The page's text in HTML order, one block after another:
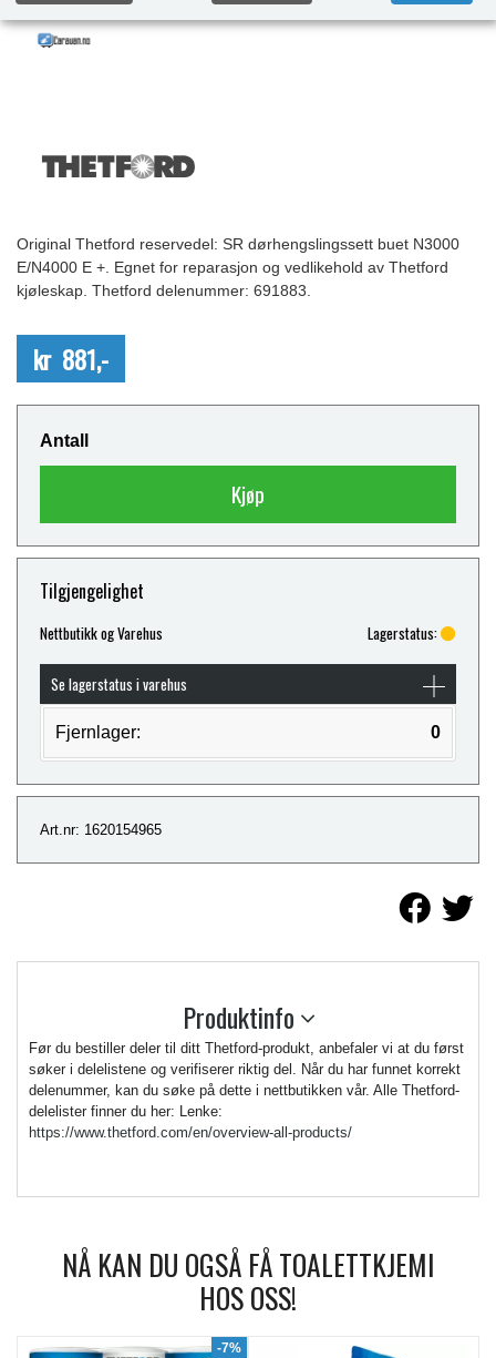
Original Thetford reservedel: SR dørhengslingssett buet N3000
E/N4000 E +. Egnet for reparasjon og vedlikehold av Thetford
kjøleskap. Thetford delenummer: 691883.
kr 881,-
Antall
Kjøp
Tilgjengelighet
Nettbutikk og Varehus Lagerstatus:
Se lagerstatus i varehus
Fjernlager: 0
Art.nr: 1620154965
Produktinfo
Før du bestiller deler til ditt Thetford-produkt, anbefaler vi at du først
søker i delelistene og verifiserer riktig del. Når du har funnet korrekt
delenummer, kan du søke på dette i nettbutikken vår. Alle Thetford-
delelister finner du her: Lenke:
https://www.thetford.com/en/overview-all-products/
NÅ KAN DU OGSÅ FÅ TOALETTKJEMI
HOS OSS!
-7%